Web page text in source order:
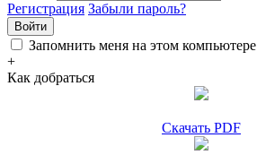
Регистрация Забыли пароль?
Войти
Запомнить меня на этом компьютере
+
Как добраться
Скачать PDF